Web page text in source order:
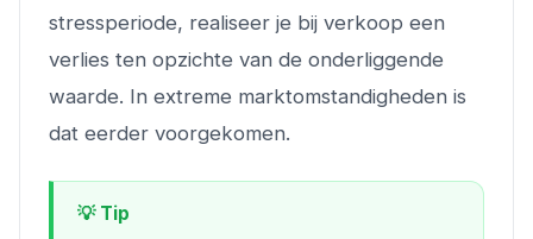
stressperiode, realiseer je bij verkoop een
verlies ten opzichte van de onderliggende
waarde. In extreme marktomstandigheden is
dat eerder voorgekomen.
💡 Tip